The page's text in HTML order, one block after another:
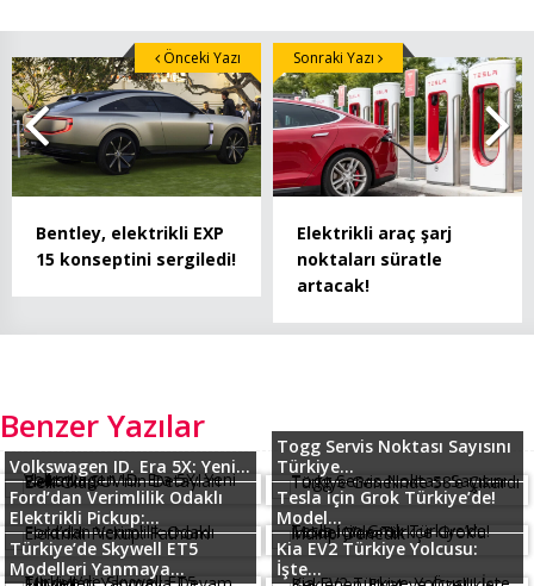
Bentley, elektrikli EXP
15 konseptini sergiledi!
Önceki Yazı
Elektrikli araç şarj
noktaları süratle
artacak!
Sonraki Yazı
Benzer Yazılar
Volkswagen ID. Era 5X: Yeni...
Togg Servis Noktası Sayısını
Türkiye...
Ford’dan Verimlilik Odaklı
Elektrikli Pickup:...
Tesla için Grok Türkiye’de!
Model...
Türkiye’de Skywell ET5
Modelleri Yanmaya...
Kia EV2 Türkiye Yolcusu:
İşte...